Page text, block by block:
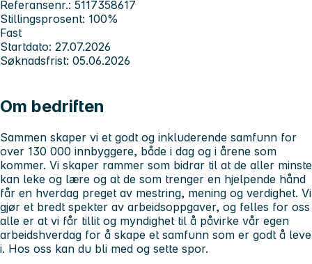
Referansenr.: 5117358617
Stillingsprosent: 100%
Fast
Startdato: 27.07.2026
Søknadsfrist: 05.06.2026
Om bedriften
Sammen skaper vi et godt og inkluderende samfunn for
over 130 000 innbyggere, både i dag og i årene som
kommer. Vi skaper rammer som bidrar til at de aller minste
kan leke og lære og at de som trenger en hjelpende hånd
får en hverdag preget av mestring, mening og verdighet. Vi
gjør et bredt spekter av arbeidsoppgaver, og felles for oss
alle er at vi får tillit og myndighet til å påvirke vår egen
arbeidshverdag for å skape et samfunn som er godt å leve
i. Hos oss kan du bli med og sette spor.